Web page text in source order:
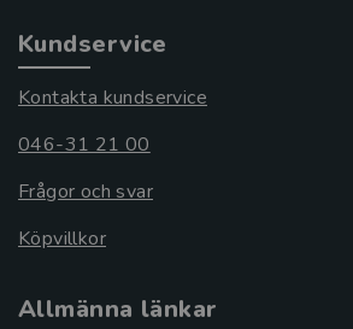
Kundservice
Kontakta kundservice
046-31 21 00
Frågor och svar
Köpvillkor
Allmänna länkar